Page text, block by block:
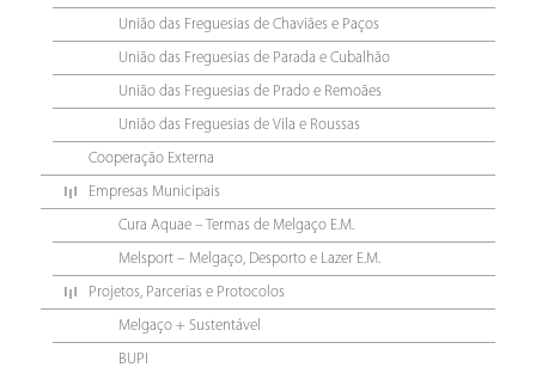
União das Freguesias de Chaviães e Paços
União das Freguesias de Parada e Cubalhão
União das Freguesias de Prado e Remoães
União das Freguesias de Vila e Roussas
Cooperação Externa
Empresas Municipais
Cura Aquae – Termas de Melgaço E.M.
Melsport – Melgaço, Desporto e Lazer E.M.
Projetos, Parcerias e Protocolos
Melgaço + Sustentável
BUPI